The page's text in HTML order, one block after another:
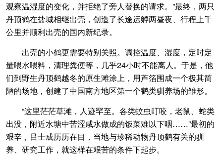
观察温湿度的变化，并拒绝了旁人替换的请求。”最终，两只
丹顶鹤在盐城相继出壳，创造了长途运孵两昼夜、行程上千
公里并顺利出壳的国内新纪录。
出壳的小鹤更需要特别关照。调控温度、湿度，定时定
量喂水喂料，清理粪便等，几乎24小时不能离人。于是，他
们到野生丹顶鹤越冬的原生滩涂上，用芦箔围成一个极其简
陋的场地，创建了中国南方地区第一个鹤类驯养场的雏形。
“这里茫茫草滩，人迹罕至。各类蚊虫叮咬，老鼠、蛇类
出没，附近水塘中苦涩咸水做成的饭菜难以下咽……”最初的
艰辛，吕士成历历在目，当地与珍稀动物丹顶鹤有关的驯
养、研究工作，就这样在艰苦的条件下起步。